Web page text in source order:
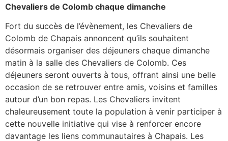
Chevaliers de Colomb chaque dimanche
Fort du succès de l’évènement, les Chevaliers de
Colomb de Chapais annoncent qu’ils souhaitent
désormais organiser des déjeuners chaque dimanche
matin à la salle des Chevaliers de Colomb. Ces
déjeuners seront ouverts à tous, offrant ainsi une belle
occasion de se retrouver entre amis, voisins et familles
autour d’un bon repas. Les Chevaliers invitent
chaleureusement toute la population à venir participer à
cette nouvelle initiative qui vise à renforcer encore
davantage les liens communautaires à Chapais. Les